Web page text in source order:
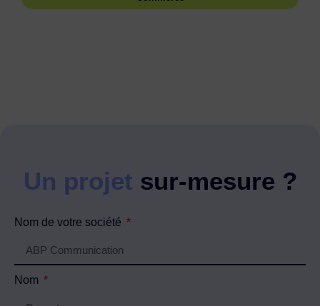
Un projet sur-mesure ?
Nom de votre société
Nom